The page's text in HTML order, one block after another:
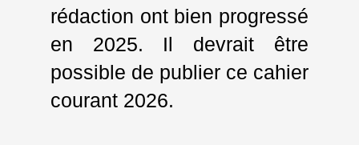
rédaction ont bien progressé
en 2025. Il devrait être
possible de publier ce cahier
courant 2026.